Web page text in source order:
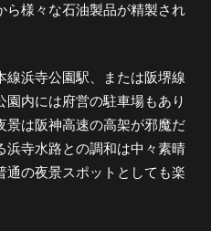
ら様々な石油製品が精製され
線浜寺公園駅、または阪堺線
内には府営の駐車場もあり
景は阪神高速の高架が邪魔だ
浜寺水路との調和は中々素晴
通の夜景スポットとしても楽